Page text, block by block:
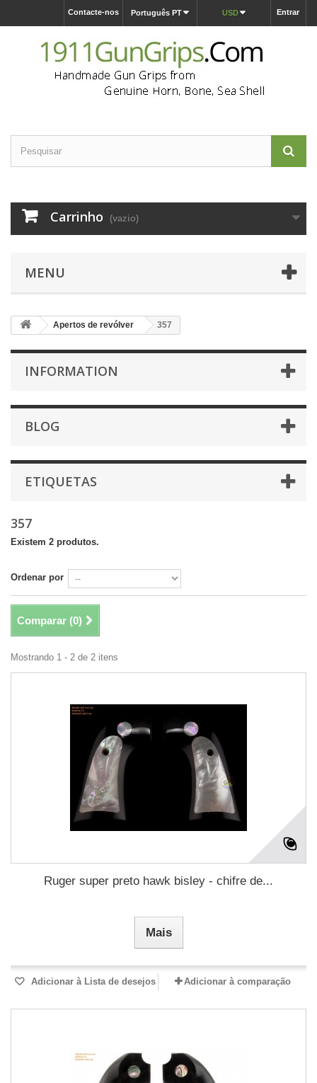
Entrar
USD
Português PT
Contacte-nos
Carrinho (vazio)
MENU
Apertos de revólver 357
INFORMATION
BLOG
ETIQUETAS
357
Existem 2 produtos.
Ordenar por
Comparar (0)
Mostrando 1 - 2 de 2 itens
Ruger super preto hawk bisley - chifre de...
Mais
Adicionar à Lista de desejos Adicionar à comparação